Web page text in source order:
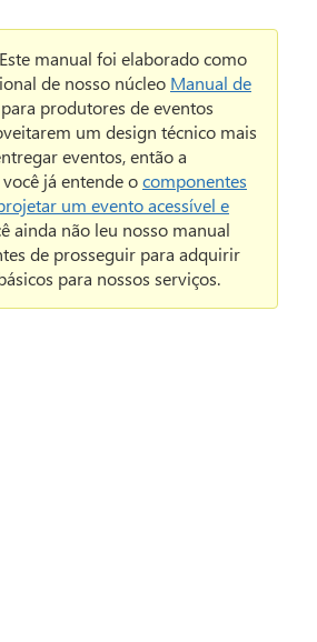
Este manual foi elaborado como
de nosso núcleo Manual de
para produtores de eventos
um design técnico mais
eventos, então a
já entende ocomponentes
um evento acessível e
ainda não leu nosso manual
de prosseguir para adquirir
para nossos serviços.